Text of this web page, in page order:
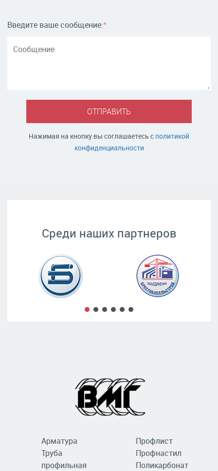
Введите ваше сообщение:
ОТПРАВИТЬ
Нажимая на кнопку вы соглашаетесь с политикой
конфиденциальности
Среди наших партнеров
Арматура
Труба
профильная
Профлист
Профнастил
Поликарбонат